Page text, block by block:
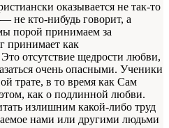
оказывается не так-то
не кто-нибудь говорит, а
порой принимаем за
принимает как
отсутствие щедрости любви,
очень опасными. Ученики
трате, в то время как Сам
как о подлинной любви.
излишним какой-либо труд
нами или другими людьми